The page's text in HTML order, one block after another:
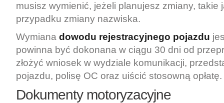
musisz wymienić, jeżeli planujesz zmiany, takie
przypadku zmiany nazwiska.
Wymiana dowodu rejestracyjnego pojazdu
powinna być dokonana w ciągu 30 dni od
złożyć wniosek w wydziale komunikacji,
pojazdu, polisę OC oraz uiścić stosowną opłatę.
Dokumenty motoryzacyjne